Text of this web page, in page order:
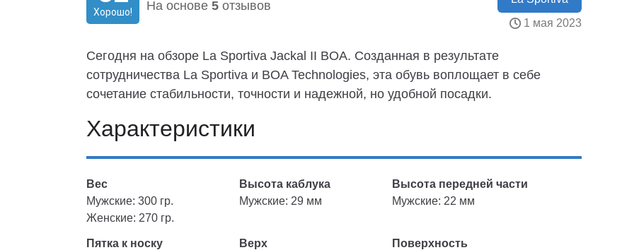
Хорошо! На основе 5 отзывов
1 мая 2023
Сегодня на обзоре La Sportiva Jackal II BOA. Созданная в результате
сотрудничества La Sportiva и BOA Technologies, эта обувь воплощает в себе
сочетание стабильности, точности и надежной, но удобной посадки.
Характеристики
Вес
Мужские: 300 гр.
Женские: 270 гр.
Высота каблука
Мужские: 29 мм
Высота передней части
Мужские: 22 мм
Пятка к носку
Верх
Поверхность